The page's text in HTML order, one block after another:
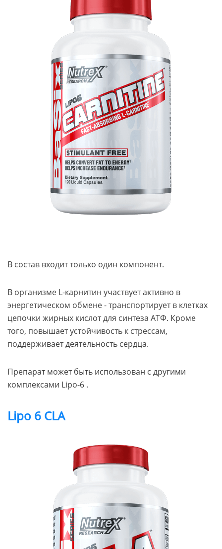
В состав входит только один компонент.
В организме L-карнитин участвует активно в
энергетическом обмене - транспортирует в клетках
цепочки жирных кислот для синтеза АТФ. Кроме
того, повышает устойчивость к стрессам,
поддерживает деятельность сердца.
Препарат может быть использован с другими
комплексами Lipo-6 .
Lipo 6 CLA